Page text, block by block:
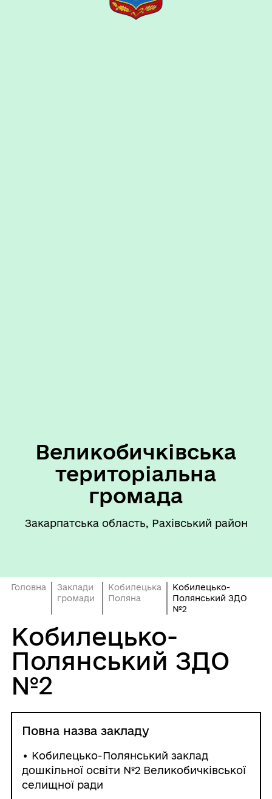
Великобичківська
територіальна
громада
Закарпатська область, Рахівський район
Головна
Заклади
громади
Кобилецька
Поляна
Кобилецько-
Полянський ЗДО
№2
Кобилецько-
Полянський ЗДО
№2
Повна назва закладу
• Кобилецько-Полянський заклад
дошкільної освіти №2 Великобичківської
селищної ради